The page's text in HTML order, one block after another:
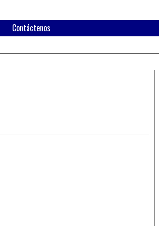
Area
Contáctenos